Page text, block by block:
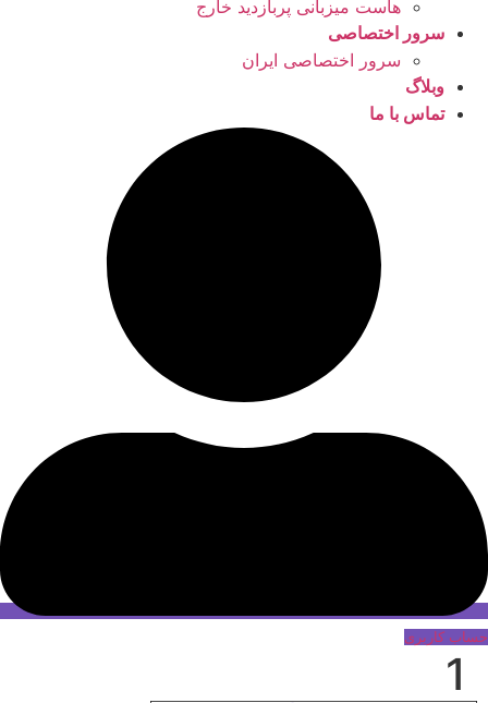
هاست میزبانی پربازدید خارج
سرور اختصاصی
سرور اختصاصی ایران
وبلاگ
تماس با ما
حساب کاربری
1